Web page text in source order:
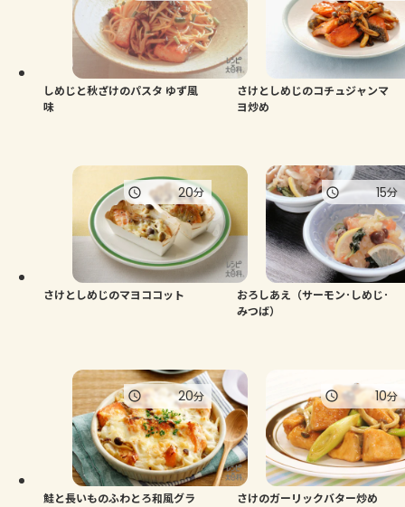
よくあるお問い合わせ
お買い物
しめじと秋ざけのパスタ ゆず風
味
さけとしめじのコチュジャンマ
ヨ炒め
さけとしめじのマヨココット
20分
おろしあえ（サーモン･しめじ･
みつば）
15分
鮭と長いものふわとろ和風グラ
20分
さけのガーリックバター炒め
10分